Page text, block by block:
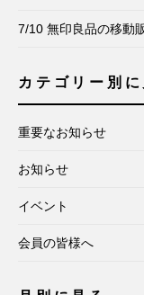
7/10 無印良品の移動
カテゴリー別に
重要なお知らせ
お知らせ
イベント
会員の皆様へ